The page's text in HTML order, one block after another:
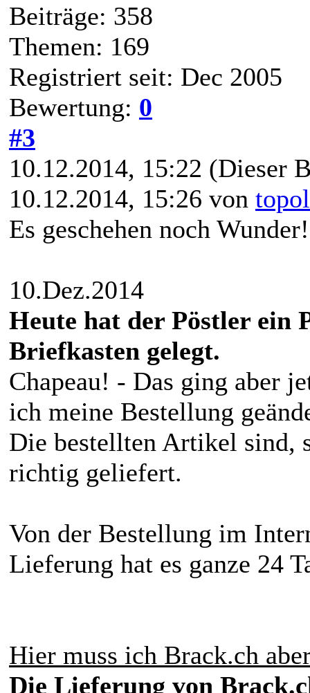
Beiträge: 358
Themen: 169
Registriert seit: Dec 2005
Bewertung: 0
#3
10.12.2014, 15:22 (Dieser
10.12.2014, 15:26 von
Es geschehen noch
10.Dez.2014
Heute hat der Pöstler ein
Briefkasten gelegt.
Chapeau! - Das ging aber
ich meine Bestellung
Die bestellten Artikel sind,
richtig geliefert.
Von der Bestellung im
Lieferung hat es ganze 24
Hier muss ich Brack.ch
Die Lieferung von